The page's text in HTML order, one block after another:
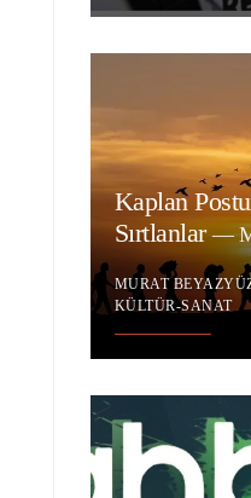
Kaplan
Sırtlanlar—
MURAT
KÜLTÜR-SANAT